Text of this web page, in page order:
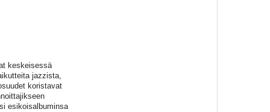
keskeisessä
jazzista,
koristavat
esikoisalbuminsa